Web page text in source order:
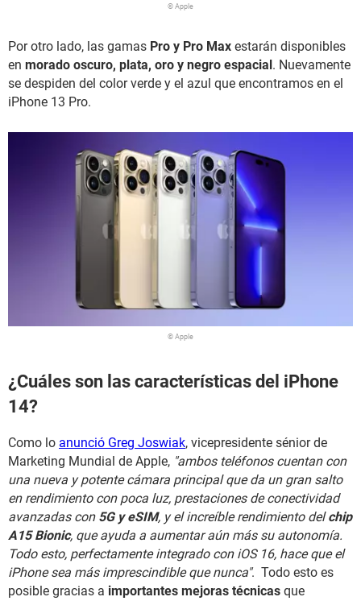
© Apple
Por otro lado, las gamas Pro y Pro Max estarán disponibles
en morado oscuro, plata, oro y negro espacial. Nuevamente
se despiden del color verde y el azul que encontramos en el
iPhone 13 Pro.
© Apple
¿Cuáles son las características del iPhone
14?
Como lo anunció Greg Joswiak, vicepresidente sénior de
Marketing Mundial de Apple, "ambos teléfonos cuentan con
una nueva y potente cámara principal que da un gran salto
en rendimiento con poca luz, prestaciones de conectividad
avanzadas con 5G y eSIM, y el increíble rendimiento delchip
A15 Bionic, que ayuda a aumentar aún más su autonomía.
Todo esto, perfectamente integrado con iOS 16, hace que el
iPhone sea más imprescindible que nunca". Todo esto es
posible gracias a importantes mejoras técnicas que